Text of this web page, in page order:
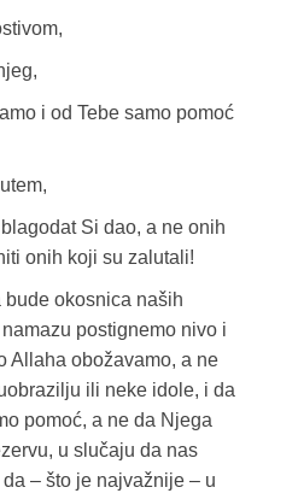
i od Tebe samo pomoć
Si dao, a ne onih
onih koji su zalutali!
bude okosnica naših
postignemo nivo i
Allaha obožavamo, a ne
ili neke idole, i da
pomoć, a ne da Njega
u slučaju da nas
– što je najvažnije – u